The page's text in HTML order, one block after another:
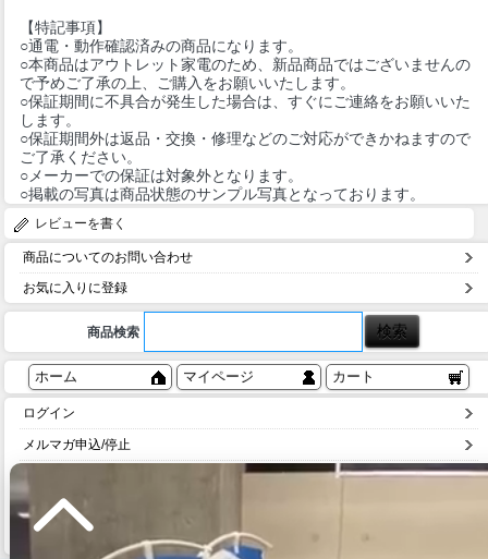
【特記事項】
○通電・動作確認済みの商品になります。
○本商品はアウトレット家電のため、新品商品ではございませんの
で予めご了承の上、ご購入をお願いいたします。
○保証期間に不具合が発生した場合は、すぐにご連絡をお願いいた
します。
○保証期間外は返品・交換・修理などのご対応ができかねますので
ご了承ください。
○メーカーでの保証は対象外となります。
○掲載の写真は商品状態のサンプル写真となっております。
レビューを書く
商品についてのお問い合わせ
お気に入りに登録
商品検索
ホーム マイページ カート
ログイン
メルマガ申込/停止
送料とお支払い方法について
個人情報の取扱いについて